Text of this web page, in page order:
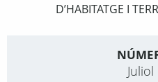
D’HABITATGE I